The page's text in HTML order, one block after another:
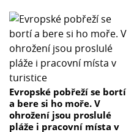
Evropské pobřeží se bortí
a bere si ho moře. V
ohrožení jsou proslulé
pláže i pracovní místa v